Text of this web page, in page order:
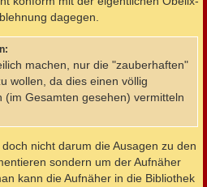
dagegen.
machen, nur die "zauberhaften"
wollen, da dies einen völlig
(im Gesamten gesehen) vermitteln
doch nicht darum die Ausagen zu den
sondern um der Aufnäher
kann die Aufnäher in die Bibliothek